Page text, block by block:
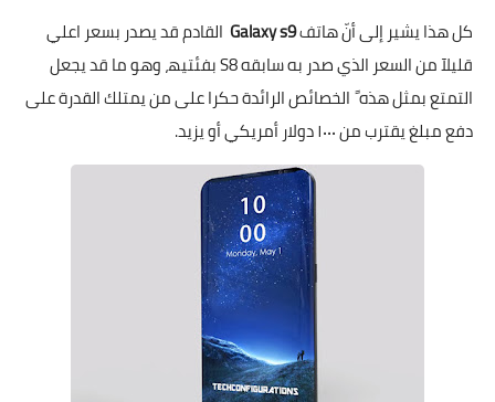
كل ھذا یشیر إلى أنّ ھاتفGalaxy
s9
القادم قد يصدر بسعر اعلي
قليلآ من السعر الذي صدر به سابقه S8 بفئتیھ، وھو ما قد یجعل
التمتع بمثل ھذه ً الخصائص الرائدة حكرا على من یمتلك القدرة على
دفع مبلغ یقترب من ۱۰۰۰ دولار أمریكي أو یزید.